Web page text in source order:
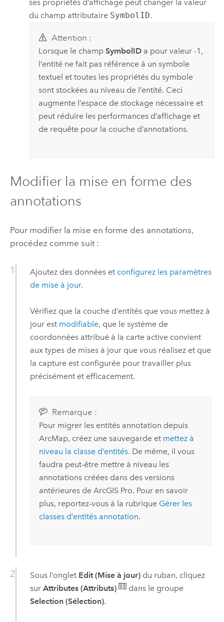
ses propriétés d’affichage peut changer la valeur
du champ attributaire SymbolID.
Attention :
Lorsque le champ SymbolIDa pour valeur -1,
l’entité ne fait pas référence à un symbole
textuel et toutes les propriétés du symbole
sont stockées au niveau de l’entité. Ceci
augmente l’espace de stockage nécessaire et
peut réduire les performances d’affichage et
de requête pour la couche d’annotations.
Modifier la mise en forme des
annotations
Pour modifier la mise en forme des annotations,
procédez comme suit :
Ajoutez des données et configurez les paramètres
de mise à jour.
Vérifiez que la couche d’entités que vous mettez à
jour est modifiable, que le système de
coordonnées attribué à la carte active convient
aux types de mises à jour que vous réalisez et que
la capture est configurée pour travailler plus
précisément et efficacement.
Remarque :
Pour migrer les entités annotation depuis
ArcMap, créez une sauvegarde et mettez à
niveau la classe d’entités. De même, il vous
faudra peut-être mettre à niveau les
annotations créées dans des versions
antérieures de ArcGIS Pro. Pour en savoir
plus, reportez-vous à la rubrique Gérer les
classes d’entités annotation.
Sous l’onglet Edit (Mise à jour)du ruban, cliquez
sur Attributes (Attributs)
dans le groupe
Selection (Sélection).